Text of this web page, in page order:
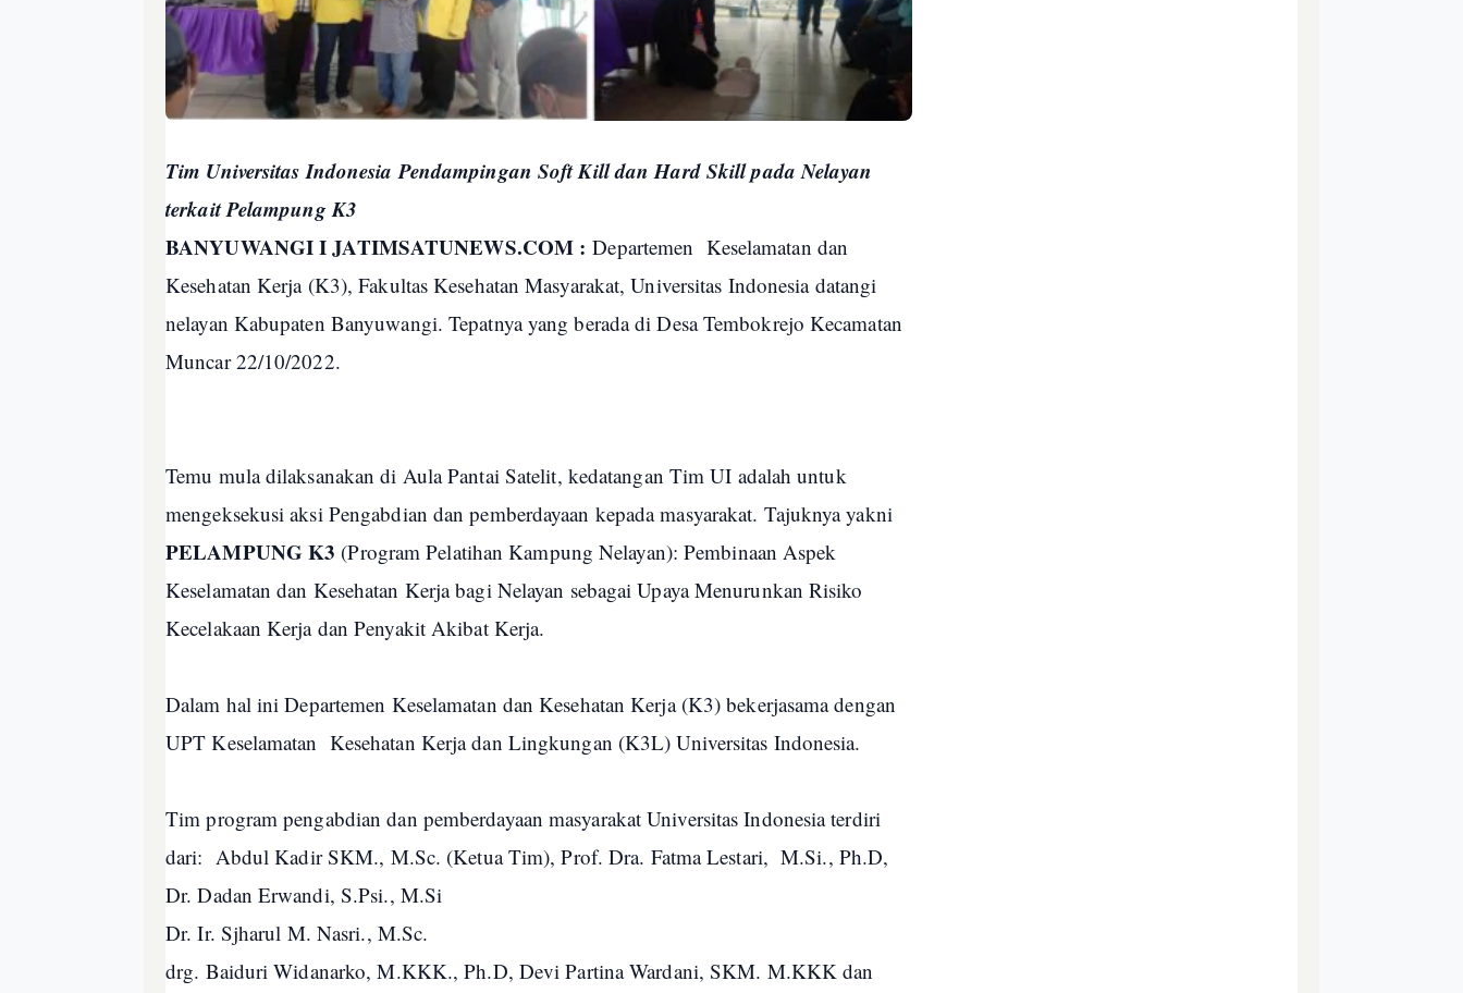
Tim Universitas Indonesia Pendampingan Soft Kill dan Hard Skill pada Nelayan
terkait Pelampung K3
BANYUWANGI I JATIMSATUNEWS.COM :Departemen Keselamatan dan
Kesehatan Kerja (K3), Fakultas Kesehatan Masyarakat, Universitas Indonesia datangi
nelayan Kabupaten Banyuwangi. Tepatnya yang berada di Desa Tembokrejo Kecamatan
Muncar 22/10/2022.
Temu mula dilaksanakan di Aula Pantai Satelit, kedatangan Tim UI adalah untuk
mengeksekusi aksi Pengabdian dan pemberdayaan kepada masyarakat. Tajuknya yakni
PELAMPUNG K3 (Program Pelatihan Kampung Nelayan): Pembinaan Aspek
Keselamatan dan Kesehatan Kerja bagi Nelayan sebagai Upaya Menurunkan Risiko
Kecelakaan Kerja dan Penyakit Akibat Kerja.
Dalam hal ini Departemen Keselamatan dan Kesehatan Kerja (K3) bekerjasama dengan
UPT Keselamatan Kesehatan Kerja dan Lingkungan (K3L) Universitas Indonesia.
Tim program pengabdian dan pemberdayaan masyarakat Universitas Indonesia terdiri
dari: Abdul Kadir SKM., M.Sc. (Ketua Tim), Prof. Dra. Fatma Lestari, M.Si., Ph.D,
Dr. Dadan Erwandi, S.Psi., M.Si
Dr. Ir. Sjharul M. Nasri., M.Sc.
drg. Baiduri Widanarko, M.KKK., Ph.D, Devi Partina Wardani, SKM. M.KKK dan